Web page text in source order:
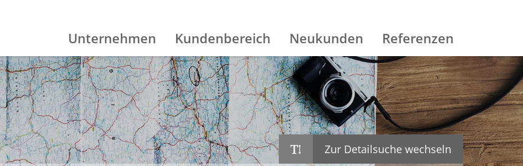
Unternehmen Kundenbereich Neukunden Referenzen
Zur Detailsuche wechseln